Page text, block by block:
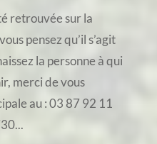
retrouvée sur la
pensez qu’il s’agit
la personne à qui
merci de vous
au : 03 87 92 11